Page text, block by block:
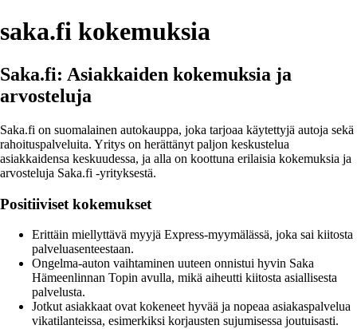
saka.fi kokemuksia
Saka.fi: Asiakkaiden kokemuksia ja
arvosteluja
Saka.fi on suomalainen autokauppa, joka tarjoaa käytettyjä autoja sekä
rahoituspalveluita. Yritys on herättänyt paljon keskustelua
asiakkaidensa keskuudessa, ja alla on koottuna erilaisia kokemuksia ja
arvosteluja Saka.fi -yrityksestä.
Positiiviset kokemukset
Erittäin miellyttävä myyjä Express-myymälässä, joka sai kiitosta
palveluasenteestaan.
Ongelma-auton vaihtaminen uuteen onnistui hyvin Saka
Hämeenlinnan Topin avulla, mikä aiheutti kiitosta asiallisesta
palvelusta.
Jotkut asiakkaat ovat kokeneet hyvää ja nopeaa asiakaspalvelua
vikatilanteissa, esimerkiksi korjausten sujumisessa joutuisasti.